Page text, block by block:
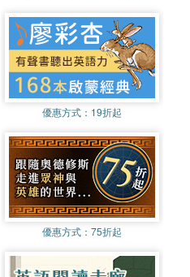
優惠方式： 19折起
優惠方式： 75折起